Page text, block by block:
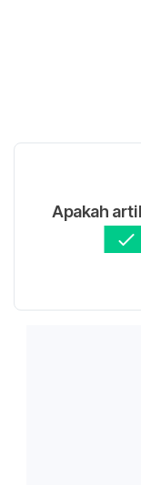
Apakah